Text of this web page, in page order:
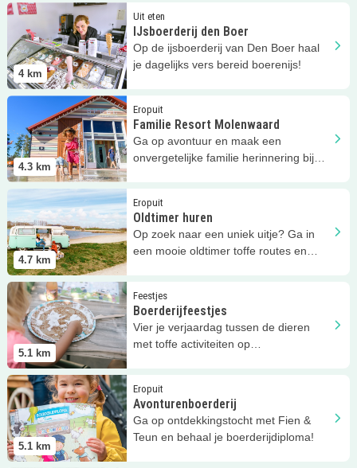
4 km
Uit eten
IJsboerderij den Boer
Op de ijsboerderij van Den Boer haal
je dagelijks vers bereid boerenijs!
Lees meer IJsboerderij den Boer
4.3 km
Eropuit
Familie Resort Molenwaard
Ga op avontuur en maak een
onvergetelijke familie herinnering bij
Lees meer Familie Resort Molenwaard
4.7 km
Eropuit
Oldtimer huren
Op zoek naar een uniek uitje? Ga in
een mooie oldtimer toffe routes en
Lees meer Oldtimer huren
5.1 km
Feestjes
Boerderijfeestjes
Vier je verjaardag tussen de dieren
met toffe activiteiten op
Lees meer Boerderijfeestjes
5.1 km
Eropuit
Avonturenboerderij
Ga op ontdekkingstocht met Fien &
Teun en behaal je boerderijdiploma!
Lees meerAvonturenboerderij